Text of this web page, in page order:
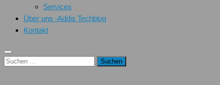
Services
Über uns -Addis Techblog
Kontakt
Suchen